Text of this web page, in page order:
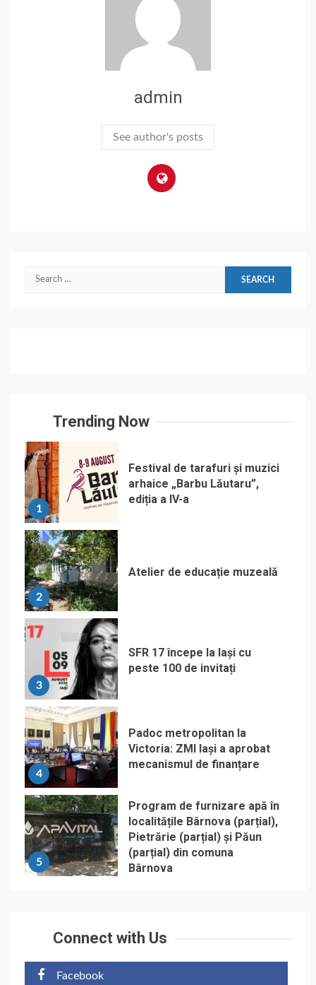
admin
See author's posts
Search
Trending Now
1
Festival de tarafuri și muzici
arhaice „Barbu Lăutaru”,
ediția a IV-a
2
Atelier de educație muzeală
3
SFR 17 începe la Iași cu
peste 100 de invitați
4
Padoc metropolitan la
Victoria: ZMI Iași a aprobat
mecanismul de finanțare
5
Program de furnizare apă în
localitățile Bârnova (parțial),
Pietrărie (parțial) și Păun
(parțial) din comuna
Bârnova
Connect with Us
Facebook